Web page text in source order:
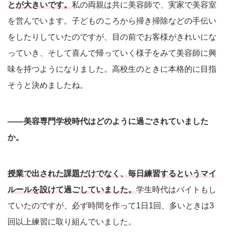
とが大きいです。私の両親は共に美容師で、実家で美容室
を営んでいます。子どものころから掃き掃除などの手伝い
をしたりしていたのですが、目の前でお客様がきれいにな
っていき、そして喜んで帰っていく様子をみて美容師に興
味を持つようになりました。高校生のときに本格的に目指
そうと決めましたね。
――美容専門学校時代はどのように過ごされていました
か。
授業で出された課題だけでなく、毎日練習するというマイ
ルールを設けて過ごしていました。学生時代はバイトもし
ていたのですが、必ず時間を作って1日1回、多いときは3
回以上練習に取り組んでいました。